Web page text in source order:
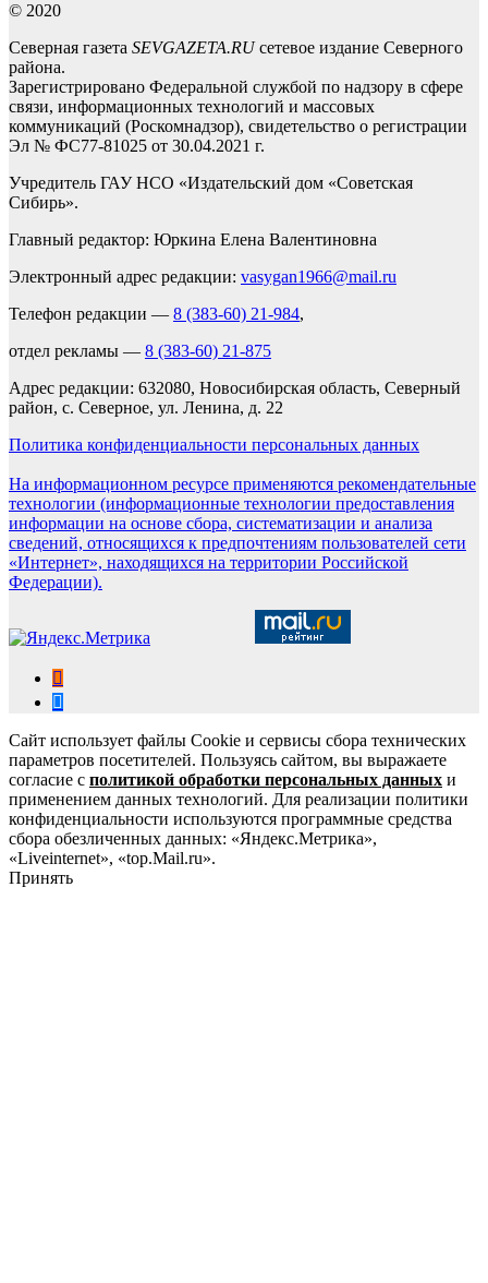
© 2020
Северная газета SEVGAZETA.RUсетевое издание Северного
района.
Зарегистрировано Федеральной службой по надзору в сфере
связи, информационных технологий и массовых
коммуникаций (Роскомнадзор), свидетельство о регистрации
Эл № ФС77-81025 от 30.04.2021 г.
Учредитель ГАУ НСО «Издательский дом «Советская
Сибирь».
Главный редактор: Юркина Елена Валентиновна
Электронный адрес редакции: vasygan1966@mail.ru
Телефон редакции — 8 (383-60) 21-984,
отдел рекламы — 8 (383-60) 21-875
Адрес редакции: 632080, Новосибирская область, Северный
район, с. Северное, ул. Ленина, д. 22
Политика конфиденциальности персональных данных
На информационном ресурсе применяются рекомендательные
технологии (информационные технологии предоставления
информации на основе сбора, систематизации и анализа
сведений, относящихся к предпочтениям пользователей сети
«Интернет», находящихся на территории Российской
Федерации).
Сайт использует файлы Cookie и сервисы сбора технических
параметров посетителей. Пользуясь сайтом, вы выражаете
согласие с политикой обработки персональных данных и
применением данных технологий. Для реализации политики
конфиденциальности используются программные средства
сбора обезличенных данных: «Яндекс.Метрика»,
«Liveinternet», «top.Mail.ru».
Принять